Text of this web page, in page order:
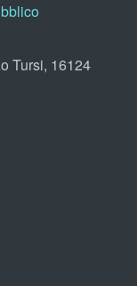
Tursi, 16124